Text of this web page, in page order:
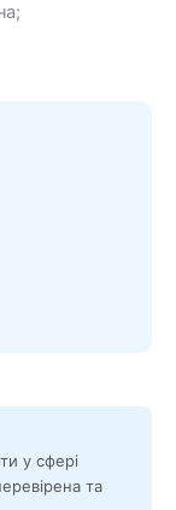
у сфері
та